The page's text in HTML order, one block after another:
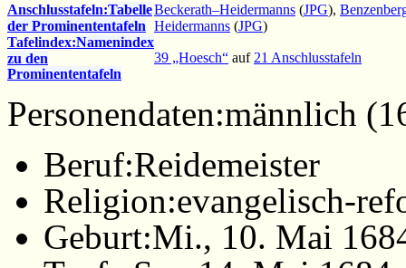
Anschlusstafeln:Tabelle
der Prominententafeln
Beckerath–Heidermanns (JPG),
Heidermanns (JPG)
Tafelindex:Namenindex
zu den
Prominententafeln
39 „Hoesch“ auf 21 Anschlusstafeln
Personendaten:männlich
Beruf:Reidemeister
Religion:evangelisch-
Geburt:Mi., 10. Mai